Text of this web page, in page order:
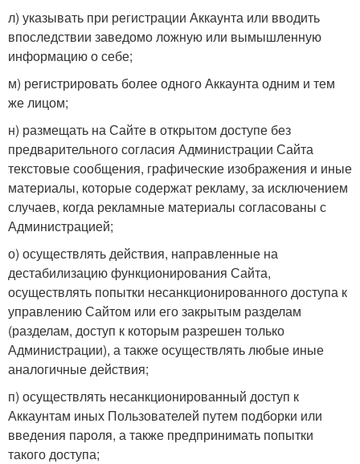
л) указывать при регистрации Аккаунта или вводить
впоследствии заведомо ложную или вымышленную
информацию о себе;
м) регистрировать более одного Аккаунта одним и тем
же лицом;
н) размещать на Сайте в открытом доступе без
предварительного согласия Администрации Сайта
текстовые сообщения, графические изображения и иные
материалы, которые содержат рекламу, за исключением
случаев, когда рекламные материалы согласованы с
Администрацией;
о) осуществлять действия, направленные на
дестабилизацию функционирования Сайта,
осуществлять попытки несанкционированного доступа к
управлению Сайтом или его закрытым разделам
(разделам, доступ к которым разрешен только
Администрации), а также осуществлять любые иные
аналогичные действия;
п) осуществлять несанкционированный доступ к
Аккаунтам иных Пользователей путем подборки или
введения пароля, а также предпринимать попытки
такого доступа;